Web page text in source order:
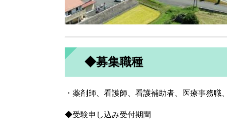
◆募集職種
・薬剤師、看護師、看護補助者、医療事務職
◆受験申し込み受付期間